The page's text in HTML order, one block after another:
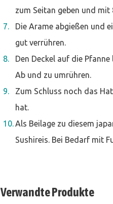
zum Seitan geben und mit
Die Arame abgießen und
gut verrühren.
Den Deckel auf die
Ab und zu umrühren.
Zum Schluss noch das
hat.
Als Beilage zu diesem
Sushireis. Bei Bedarf mit
Verwandte Produkte